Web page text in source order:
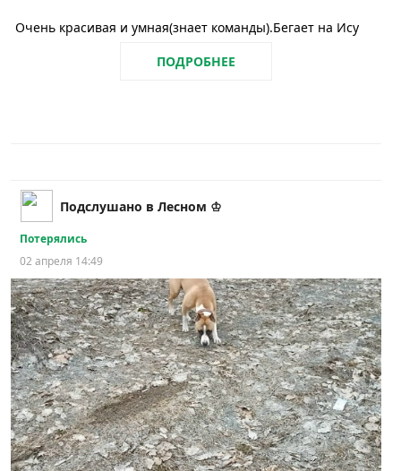
Очень красивая и умная(знает команды).Бегает на Ису
ПОДРОБНЕЕ
Подслушано в Лесном ♔
Потерялись
02 апреля 14:49